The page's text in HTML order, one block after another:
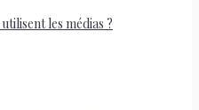
les médias ?